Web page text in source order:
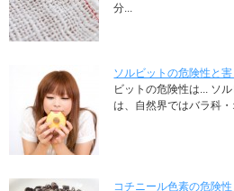
分...
ソルビットの危険性と
ビットの危険性は... ソ
は、自然界ではバラ科
コチニール色素の危険